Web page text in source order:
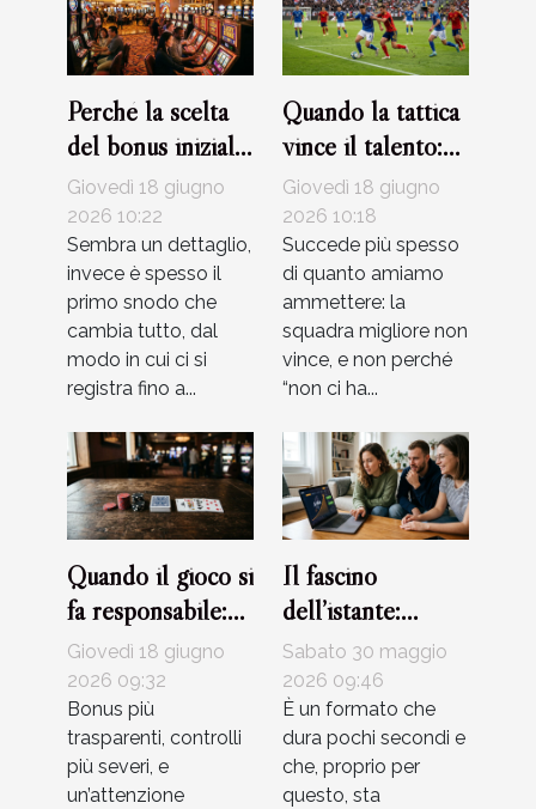
Perché la scelta
del bonus iniziale
può influenzare la
tua esperienza al
casinò
Giovedì 18 giugno
2026 10:22
Sembra un dettaglio,
invece è spesso il
primo snodo che
cambia tutto, dal
modo in cui ci si
registra fino a...
Quando la tattica
vince il talento:
storie di partite
indimenticabili
Giovedì 18 giugno
2026 10:18
Succede più spesso
di quanto amiamo
ammettere: la
squadra migliore non
vince, e non perché
“non ci ha...
Quando il gioco si
fa responsabile:
attualità e limiti
nei bonus dei
casinò
Giovedì 18 giugno
2026 09:32
Bonus più
trasparenti, controlli
più severi, e
un’attenzione
Il fascino
dell’istante:
perché i crash
game stanno
rivoluzionando il
gioco d’azzardo
Sabato 30 maggio
2026 09:46
È un formato che
dura pochi secondi e
che, proprio per
questo, sta